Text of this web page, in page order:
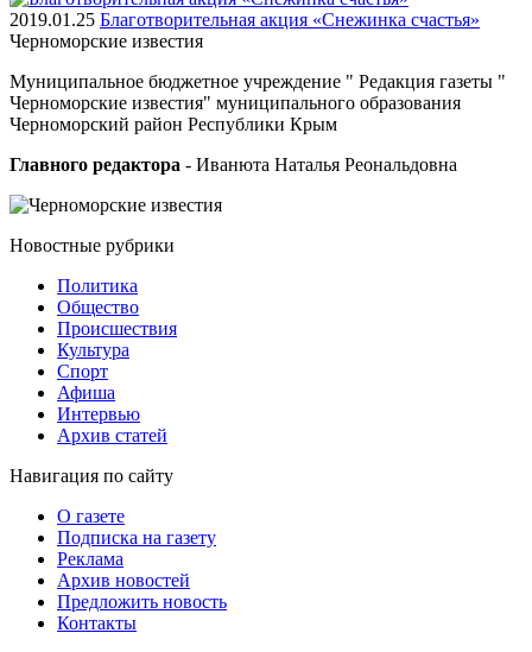
2019.01.25 Благотворительная акция «Снежинка счастья»
Черноморские известия
Муниципальное бюджетное учреждение " Редакция газеты "
Черноморские известия" муниципального образования
Черноморский район Республики Крым
Главного редактора - Иванюта Наталья Реональдовна
Новостные рубрики
Политика
Общество
Проиcшествия
Культура
Спорт
Афиша
Интервью
Архив статей
Навигация по сайту
О газете
Подписка на газету
Реклама
Архив новостей
Предложить новость
Контакты